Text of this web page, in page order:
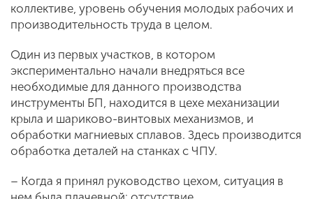
коллективе, уровень обучения молодых рабочих и
производительность труда в целом.
Один из первых участков, в котором
экспериментально начали внедряться все
необходимые для данного производства
инструменты БП, находится в цехе механизации
крыла и шариково-винтовых механизмов, и
обработки магниевых сплавов. Здесь производится
обработка деталей на станках с ЧПУ.
– Когда я принял руководство цехом, ситуация в